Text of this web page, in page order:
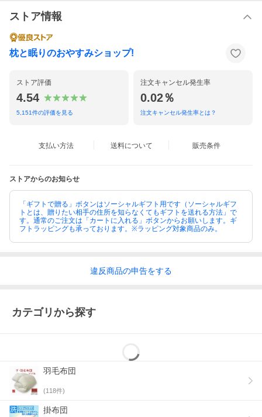
ストア情報
枕と眠りのおやすみショップ!
ストア評価
4.54
5,151件の評価を見る
注文キャンセル発生率
0.02％
注文キャンセル発生率とは？
支払い方法 送料について 販売条件
ストアからのお知らせ
「ギフトで贈る」ボタンはソーシャルギフト用です（ソーシャルギフ
トとは、贈りたい相手の住所を知らなくてもギフトを送れる方法」で
す。通常のご注文は「カートに入れる」ボタンからお願いします。ギ
フトラッピングも承っております。※ラッピング対象商品のみ。
違反商品の申告をする
カテゴリから探す
羽毛布団
(118件)
掛布団